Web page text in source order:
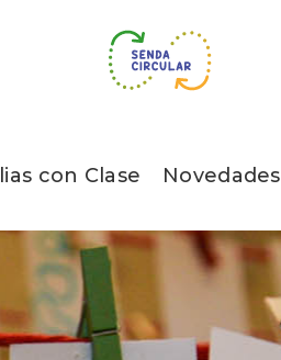
con Clase Novedades